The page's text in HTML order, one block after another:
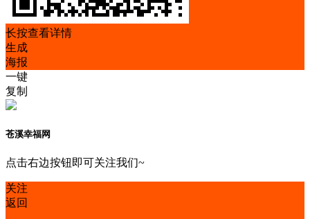
长按查看详情
生成
海报
一键
复制
苍溪幸福网
点击右边按钮即可关注我们~
关注
返回